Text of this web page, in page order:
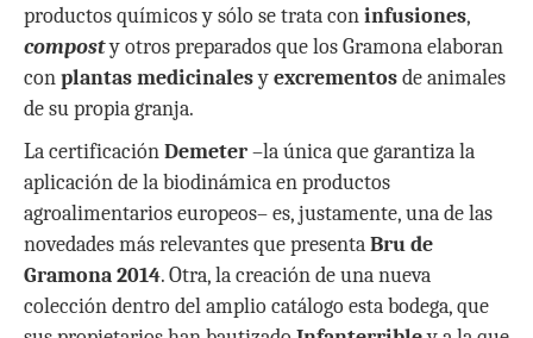
productos químicos y sólo se trata coninfusiones,
composty otros preparados que los Gramona elaboran
conplantas medicinalesyexcrementosde animales
de su propia granja.
La certificaciónDemeter–la única que garantiza la
aplicación de la biodinámica en productos
agroalimentarios europeos– es, justamente, una de las
novedades más relevantes que presentaBru de
Gramona2014. Otra, la creación de una nueva
colección dentro del amplio catálogo esta bodega, que